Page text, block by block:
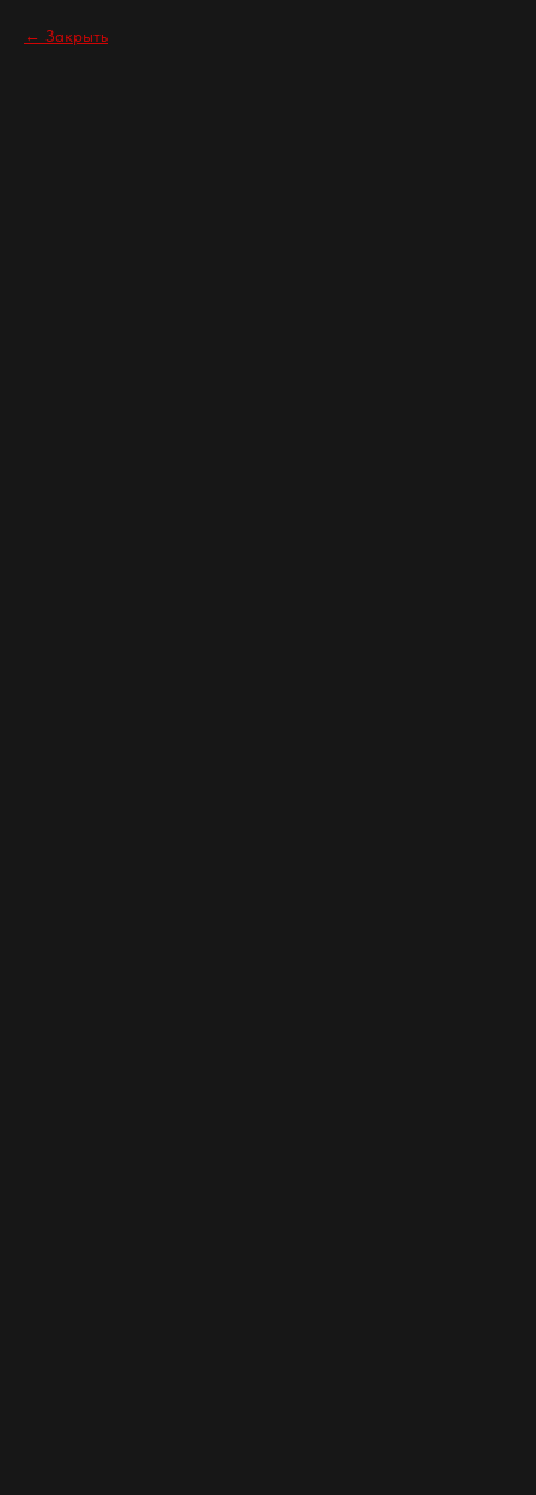
Закрыть